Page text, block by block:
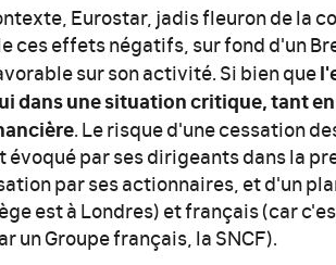
Eurostar, jadis fleuron de la
ces effets négatifs, sur fond d'un
sur son activité. Si bien que
dans une situation critique, tant
. Le risque d'une cessation
par ses dirigeants dans la
par ses actionnaires, et d'un
est à Londres) et français (car
un Groupe français, la SNCF).